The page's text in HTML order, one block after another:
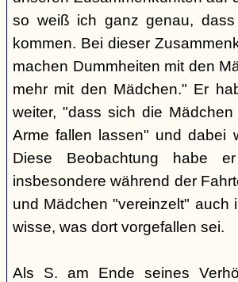
so weiß ich ganz genau,
kommen. Bei dieser
machen Dummheiten mit den
mehr mit den Mädchen." Er
weiter, "dass sich die
Arme fallen lassen" und dabei
Diese Beobachtung habe
insbesondere während der
und Mädchen "vereinzelt" auch
wisse, was dort vorgefallen sei.
Als S. am Ende seines